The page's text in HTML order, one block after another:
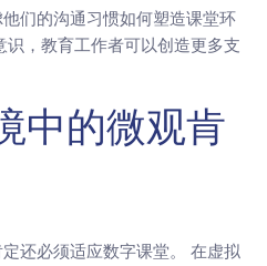
们的沟通习惯如何塑造课堂环
，教育工作者可以创造更多支
中的微观肯
还必须适应数字课堂。 在虚拟